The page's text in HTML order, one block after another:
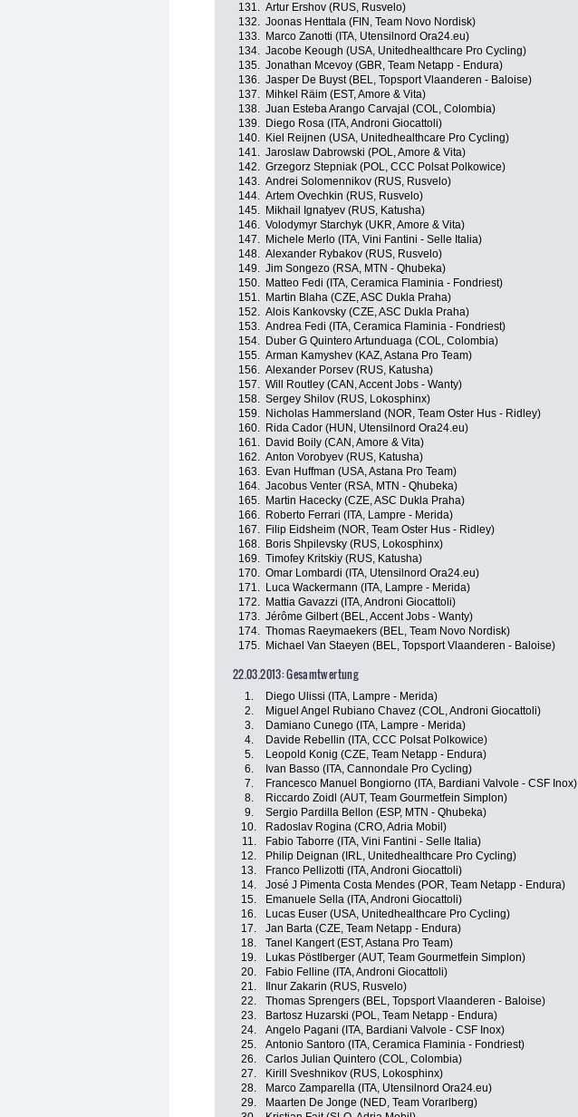
131. Artur Ershov (RUS, Rusvelo)
132. Joonas Henttala (FIN, Team Novo Nordisk)
133.
Marco Zanotti (ITA, Utensilnord Ora24.eu)
134. Jacobe Keough (USA, Unitedhealthcare Pro Cycling)
135. Jonathan Mcevoy (GBR, Team Netapp - Endura)
136. Jasper De Buyst (BEL, Topsport Vlaanderen - Baloise)
137.
Mihkel Räim (EST, Amore & Vita)
138. Juan Esteba Arango Carvajal (COL, Colombia)
139.
Diego Rosa (ITA, Androni Giocattoli)
140.
Kiel Reijnen (USA, Unitedhealthcare Pro Cycling)
141. Jaroslaw Dabrowski (POL, Amore & Vita)
142. Grzegorz Stepniak (POL, CCC Polsat Polkowice)
143. Andrei Solomennikov (RUS, Rusvelo)
144. Artem Ovechkin (RUS, Rusvelo)
145.
Mikhail Ignatyev (RUS, Katusha)
146. Volodymyr Starchyk (UKR, Amore & Vita)
147.
Michele Merlo (ITA, Vini Fantini - Selle Italia)
148. Alexander Rybakov (RUS, Rusvelo)
149. Jim Songezo (RSA, MTN - Qhubeka)
150.
Matteo Fedi (ITA, Ceramica Flaminia - Fondriest)
151.
Martin Blaha (CZE, ASC Dukla Praha)
152. Alois Kankovsky (CZE, ASC Dukla Praha)
153. Andrea Fedi (ITA, Ceramica Flaminia - Fondriest)
154.
Duber G Quintero Artunduaga (COL, Colombia)
155. Arman Kamyshev (KAZ, Astana Pro Team)
156. Alexander Porsev (RUS, Katusha)
157. Will Routley (CAN, Accent Jobs - Wanty)
158. Sergey Shilov (RUS, Lokosphinx)
159.
Nicholas Hammersland (NOR, Team Oster Hus - Ridley)
160.
Rida Cador (HUN, Utensilnord Ora24.eu)
161.
David Boily (CAN, Amore & Vita)
162. Anton Vorobyev (RUS, Katusha)
163.
Evan Huffman (USA, Astana Pro Team)
164. Jacobus Venter (RSA, MTN - Qhubeka)
165.
Martin Hacecky (CZE, ASC Dukla Praha)
166.
Roberto Ferrari (ITA, Lampre - Merida)
167.
Filip Eidsheim (NOR, Team Oster Hus - Ridley)
168.
Boris Shpilevsky (RUS, Lokosphinx)
169. Timofey Kritskiy (RUS, Katusha)
170. Omar Lombardi (ITA, Utensilnord Ora24.eu)
171.
Luca Wackermann (ITA, Lampre - Merida)
172.
Mattia Gavazzi (ITA, Androni Giocattoli)
173. Jérôme Gilbert (BEL, Accent Jobs - Wanty)
174. Thomas Raeymaekers (BEL, Team Novo Nordisk)
175.
Michael Van Staeyen (BEL, Topsport Vlaanderen - Baloise)
22.03.2013: Gesamtwertung
1. Diego Ulissi (ITA, Lampre - Merida)
2.
Miguel Angel Rubiano Chavez (COL, Androni Giocattoli)
3.
Damiano Cunego (ITA, Lampre - Merida)
4.
Davide Rebellin (ITA, CCC Polsat Polkowice)
5.
Leopold Konig (CZE, Team Netapp - Endura)
6.
Ivan Basso (ITA, Cannondale Pro Cycling)
7.
Francesco Manuel Bongiorno (ITA, Bardiani Valvole - CSF Inox)
8.
Riccardo Zoidl (AUT, Team Gourmetfein Simplon)
9.
Sergio Pardilla Bellon (ESP, MTN - Qhubeka)
10.
Radoslav Rogina (CRO, Adria Mobil)
11.
Fabio Taborre (ITA, Vini Fantini - Selle Italia)
12.
Philip Deignan (IRL, Unitedhealthcare Pro Cycling)
13.
Franco Pellizotti (ITA, Androni Giocattoli)
14.
José J Pimenta Costa Mendes (POR, Team Netapp - Endura)
15.
Emanuele Sella (ITA, Androni Giocattoli)
16.
Lucas Euser (USA, Unitedhealthcare Pro Cycling)
17.
Jan Barta (CZE, Team Netapp - Endura)
18.
Tanel Kangert (EST, Astana Pro Team)
19.
Lukas Pöstlberger (AUT, Team Gourmetfein Simplon)
20.
Fabio Felline (ITA, Androni Giocattoli)
21.
Ilnur Zakarin (RUS, Rusvelo)
22.
Thomas Sprengers (BEL, Topsport Vlaanderen - Baloise)
23.
Bartosz Huzarski (POL, Team Netapp - Endura)
24.
Angelo Pagani (ITA, Bardiani Valvole - CSF Inox)
25.
Antonio Santoro (ITA, Ceramica Flaminia - Fondriest)
26.
Carlos Julian Quintero (COL, Colombia)
27.
Kirill Sveshnikov (RUS, Lokosphinx)
28.
Marco Zamparella (ITA, Utensilnord Ora24.eu)
29.
Maarten De Jonge (NED, Team Vorarlberg)